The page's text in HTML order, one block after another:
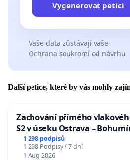
Vygenerovat petici
Vaše data zůstávají vaše
Ochrana soukromí od návrhu
Další petice, které by vás mohly
Zachování přímého
S2 v úseku Ostrava –
u Jablunkova
1 298 podpisů
1 298 Podpisy / 7 dní
1 Aug 2026